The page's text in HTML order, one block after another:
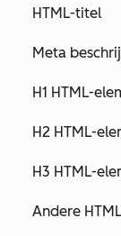
HTML-titel
Meta
H1 HTML-
H2 HTML-
H3 HTML-
Andere